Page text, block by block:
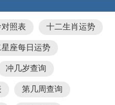
照表 十二生肖运势
座每日运势
冲几岁查询
第几周查询